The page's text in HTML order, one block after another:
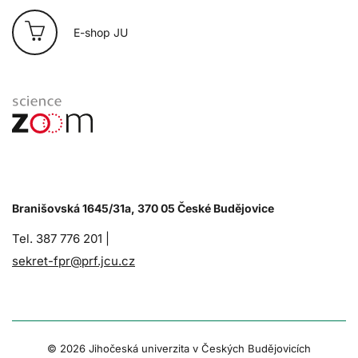
E-shop JU
Branišovská 1645/31a, 370 05 České Budějovice
Tel. 387 776 201 |
sekret-fpr@prf.jcu.cz
© 2026 Jihočeská univerzita v Českých Budějovicích